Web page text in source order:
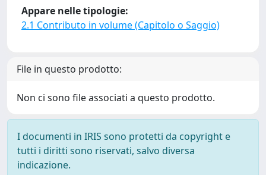
Appare nelle tipologie:
2.1 Contributo in volume (Capitolo o Saggio)
File in questo prodotto:
Non ci sono file associati a questo prodotto.
I documenti in IRIS sono protetti da copyright e
tutti i diritti sono riservati, salvo diversa
indicazione.